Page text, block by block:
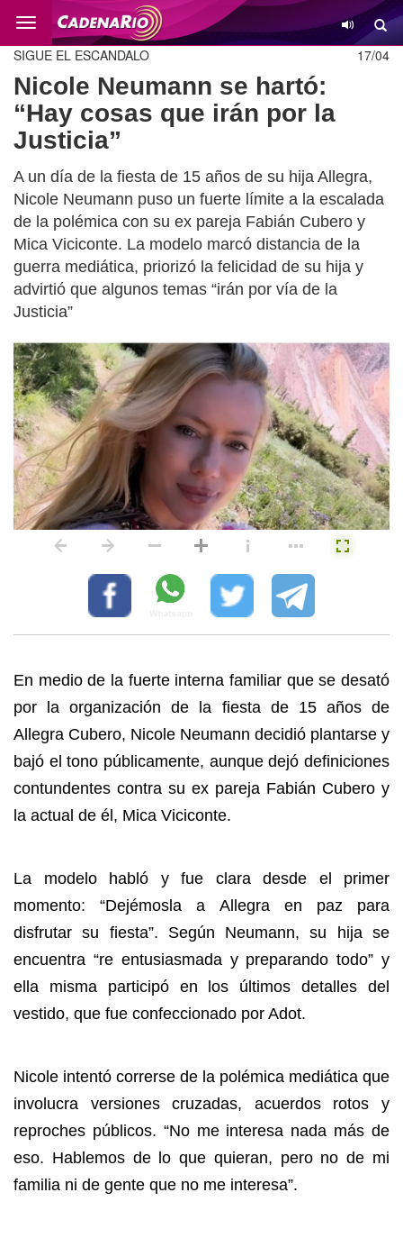
Cambio
17/04
SIGUE EL ESCANDALO
Nicole Neumann se hartó:
“Hay cosas que irán por la
Justicia”
A un día de la fiesta de 15 años de su hija Allegra,
Nicole Neumann puso un fuerte límite a la escalada
de la polémica con su ex pareja Fabián Cubero y
Mica Viciconte. La modelo marcó distancia de la
guerra mediática, priorizó la felicidad de su hija y
advirtió que algunos temas “irán por vía de la
Justicia”
En medio de la fuerte interna familiar que se desató
por la organización de la fiesta de 15 años de
Allegra Cubero, Nicole Neumann decidió plantarse y
bajó el tono públicamente, aunque dejó definiciones
contundentes contra su ex pareja Fabián Cubero y
la actual de él, Mica Viciconte.
La modelo habló y fue clara desde el primer
momento: “Dejémosla a Allegra en paz para
disfrutar su fiesta”. Según Neumann, su hija se
encuentra “re entusiasmada y preparando todo” y
ella misma participó en los últimos detalles del
vestido, que fue confeccionado por Adot.
Nicole intentó correrse de la polémica mediática que
involucra versiones cruzadas, acuerdos rotos y
reproches públicos. “No me interesa nada más de
eso. Hablemos de lo que quieran, pero no de mi
familia ni de gente que no me interesa”.